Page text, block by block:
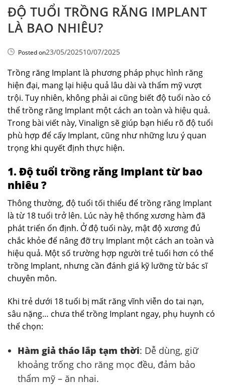
ĐỘ TUỔI TRỒNG RĂNG IMPLANT
LÀ BAO NHIÊU?
Posted on23/05/202510/07/2025
Trồng răng Implant là phương pháp phục hình răng
hiện đại, mang lại hiệu quả lâu dài và thẩm mỹ vượt
trội. Tuy nhiên, không phải ai cũng biết độ tuổi nào có
thể trồng răng Implant một cách an toàn và hiệu quả.
Trong bài viết này, Vinalign sẽ giúp bạn hiểu rõ độ tuổi
phù hợp để cấy Implant, cũng như những lưu ý quan
trọng khi quyết định thực hiện.
1. Độ tuổi trồng răng Implant từ bao
nhiêu ?
Thông thường, độ tuổi tối thiểu để trồng răng Implant
là từ 18 tuổi trở lên. Lúc này hệ thống xương hàm đã
phát triển ổn định. Ở độ tuổi này, mật độ xương đủ
chắc khỏe để nâng đỡ trụ Implant một cách an toàn và
hiệu quả. Một số trường hợp người trẻ tuổi hơn có thể
trồng Implant, nhưng cần đánh giá kỹ lưỡng từ bác sĩ
chuyên môn.
Khi trẻ dưới 18 tuổi bị mất răng vĩnh viễn do tai nạn,
sâu nặng… chưa thể trồng Implant ngay, phụ huynh có
thể chọn:
Hàm giả tháo lắp tạm thời: Dễ dùng, giữ
khoảng trống cho răng mọc đều, đảm bảo
thẩm mỹ – ăn nhai.